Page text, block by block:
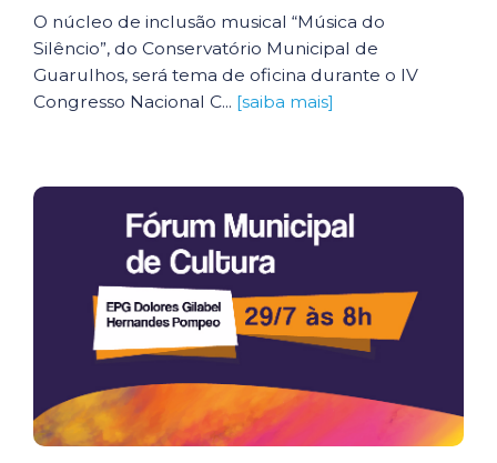
O núcleo de inclusão musical “Música do
Silêncio”, do Conservatório Municipal de
Guarulhos, será tema de oficina durante o IV
Congresso Nacional C... [saiba mais]